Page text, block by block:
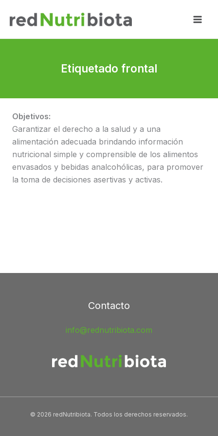
Etiquetado frontal
Objetivos:
Garantizar el derecho a la salud y a una
alimentación adecuada brindando información
nutricional simple y comprensible de los alimentos
envasados y bebidas analcohólicas, para promover
la toma de decisiones asertivas y activas.
Contacto
info@rednutribiota.com
© 2026 redNutribiota. Todos los derechos reservados.